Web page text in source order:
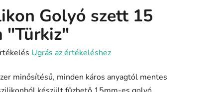
Golyó szett 15
"Türkiz"
Ugrás az értékeléshez
minősítésű, minden káros anyagtól mentes